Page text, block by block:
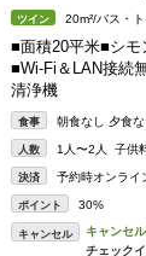
ツイン 20m²/バス・
■面積20平米■シモ
■Wi-Fi＆LAN接続
清浄機
食事 朝食なし 夕食な
人数 1人〜2人 子供
決済 予約時オンライ
ポイント 30%
キャンセル